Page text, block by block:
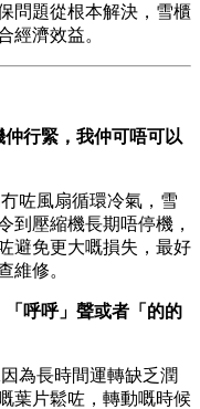
問題從根本解決，雪櫃
經濟效益。
行緊，我仲可唔可以
咗風扇循環冷氣，雪
到壓縮機長期唔停機，
避免更大嘅損失，最好
維修。
呼呼」聲或者「的的
為長時間運轉缺乏潤
葉片鬆咗，轉動嘅時候